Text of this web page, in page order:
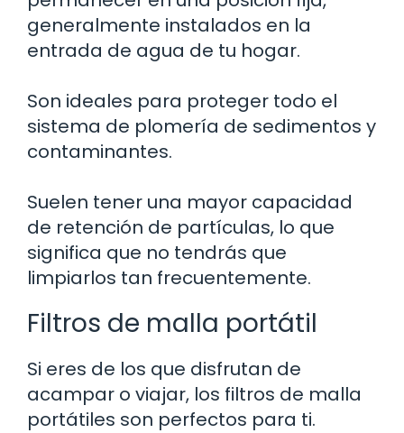
generalmente instalados en la
entrada de agua de tu hogar.
Son ideales para proteger todo el
sistema de plomería de sedimentos y
contaminantes.
Suelen tener una mayor capacidad
de retención de partículas, lo que
significa que no tendrás que
limpiarlos tan frecuentemente.
Filtros de malla portátil
Si eres de los que disfrutan de
acampar o viajar, los filtros de malla
portátiles son perfectos para ti.